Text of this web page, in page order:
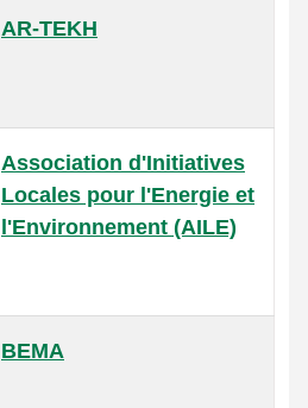
AR-TEKH
Association d'Initiatives
Locales pour l'Energie et
l'Environnement (AILE)
BEMA